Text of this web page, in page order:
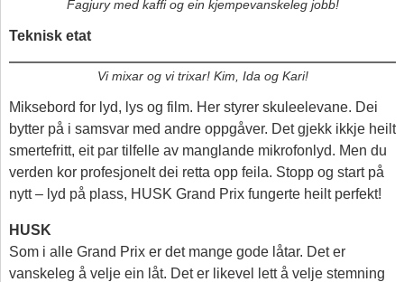
Fagjury med kaffi og ein kjempevanskeleg jobb!
Teknisk etat
Vi mixar og vi trixar! Kim, Ida og Kari!
Miksebord for lyd, lys og film. Her styrer skuleelevane. Dei
bytter på i samsvar med andre oppgåver. Det gjekk ikkje heilt
smertefritt, eit par tilfelle av manglande mikrofonlyd. Men du
verden kor profesjonelt dei retta opp feila. Stopp og start på
nytt – lyd på plass, HUSK Grand Prix fungerte heilt perfekt!
HUSK
Som i alle Grand Prix er det mange gode låtar. Det er
vanskeleg å velje ein låt. Det er likevel lett å velje stemning